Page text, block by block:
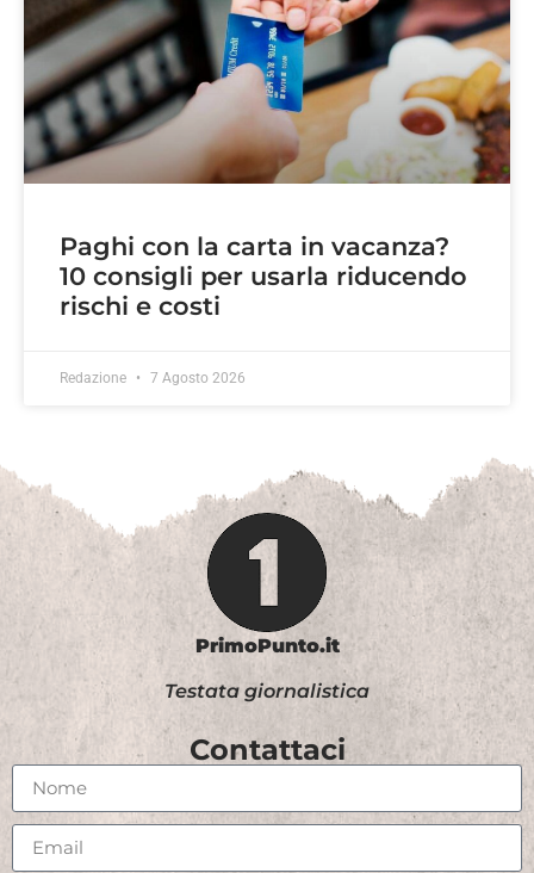
Paghi con la carta in vacanza?
10 consigli per usarla riducendo
rischi e costi
Redazione 7 Agosto 2026
PrimoPunto.it
Testata giornalistica
Contattaci